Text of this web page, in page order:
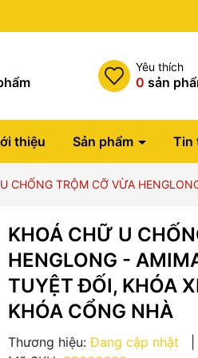
Yêu thích
0 sản
thiệu Sản phẩm Tin
CHỐNG TRỘM CỠ VỪA
KHOÁ CHỮ U
HENGLONG -
TUYỆT ĐỐI, KHÓA
KHÓA CỔNG NHÀ
Thương hiệu: Đang cập nhật